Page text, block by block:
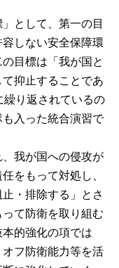
として、第一の目
しない安全保障環
目標は「我が国と
抑止することであ
繰り返されているの
入った統合演習で
我が国への侵攻が
をもって対処し、
・排除する」とさ
て防衛を取り組む
的強化の項では
オフ防衛能力等を活